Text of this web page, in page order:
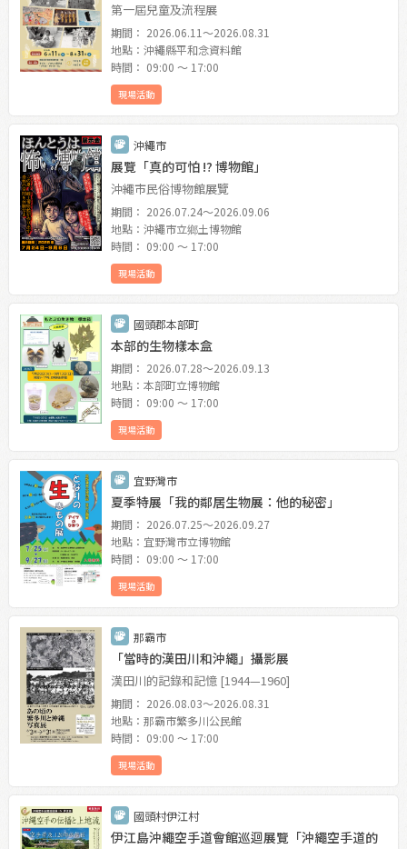
第一屆兒童及流程展
期間： 2026.06.11〜2026.08.31
地點：沖繩縣平和念資料館
時間： 09:00 〜 17:00
現場活動
沖繩市
展覽「真的可怕 ⁉ 博物館」
沖繩市民俗博物館展覽
期間： 2026.07.24〜2026.09.06
地點：沖繩市立鄉土博物館
時間： 09:00 〜 17:00
現場活動
國頭郡本部町
本部的生物樣本盒
期間： 2026.07.28〜2026.09.13
地點：本部町立博物館
時間： 09:00 〜 17:00
現場活動
宜野灣市
夏季特展「我的鄰居生物展：他的秘密」
期間： 2026.07.25〜2026.09.27
地點：宜野灣市立博物館
時間： 09:00 〜 17:00
現場活動
那霸市
「當時的漢田川和沖繩」攝影展
漢田川的記錄和記憶 [1944—1960]
期間： 2026.08.03〜2026.08.31
地點：那霸市繁多川公民館
時間： 09:00 〜 17:00
現場活動
國頭村伊江村
伊江島沖繩空手道會館巡迴展覽「沖繩空手道的